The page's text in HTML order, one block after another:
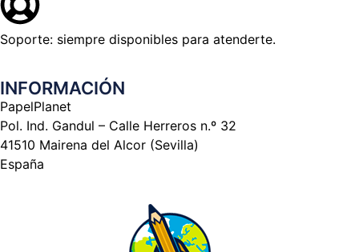
Soporte: siempre disponibles para atenderte.
INFORMACIÓN
PapelPlanet
Pol. Ind. Gandul – Calle Herreros n.º 32
41510 Mairena del Alcor (Sevilla)
España